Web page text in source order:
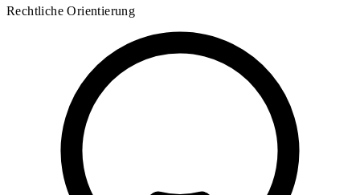
Rechtliche Orientierung